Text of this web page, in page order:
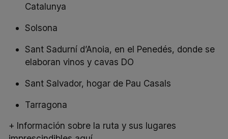
Catalunya
Solsona
Sant Sadurní d’Anoia, en el Penedés, donde se
elaboran vinos y cavas DO
Sant Salvador, hogar de Pau Casals
Tarragona
+ Información sobre la ruta y sus lugares